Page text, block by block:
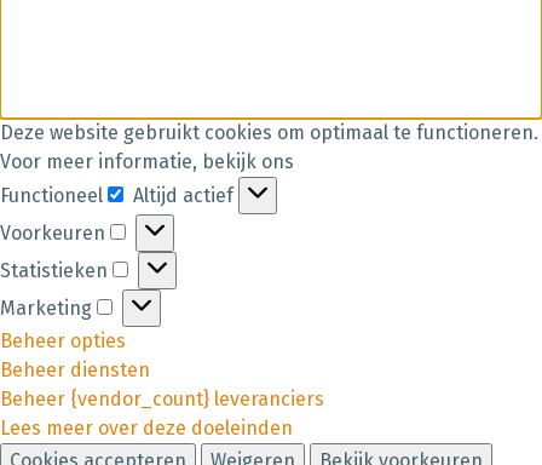
Deze website gebruikt cookies om optimaal te functioneren.
Voor meer informatie, bekijk ons
Functioneel
Altijd actief
Voorkeuren
Statistieken
Marketing
Beheer opties
Beheer diensten
Beheer {vendor_count} leveranciers
Lees meer over deze doeleinden
Cookies accepteren
Weigeren
Bekijk voorkeuren